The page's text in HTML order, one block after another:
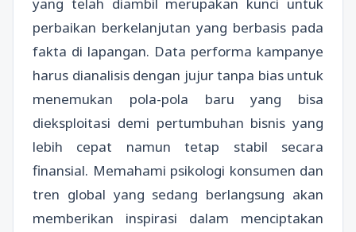
perbaikan berkelanjutan yang berbasis pada
fakta di lapangan. Data performa kampanye
harus dianalisis dengan jujur tanpa bias untuk
menemukan pola-pola baru yang bisa
dieksploitasi demi pertumbuhan bisnis yang
lebih cepat namun tetap stabil secara
finansial. Memahami psikologi konsumen dan
tren global yang sedang berlangsung akan
memberikan inspirasi dalam menciptakan